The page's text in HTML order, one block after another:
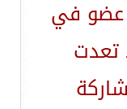
عضو في